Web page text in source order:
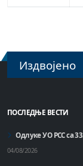
Издвојено
ПОСЛЕДЊЕ ВЕСТИ
Одлуке УО РСС са
04/08/2026